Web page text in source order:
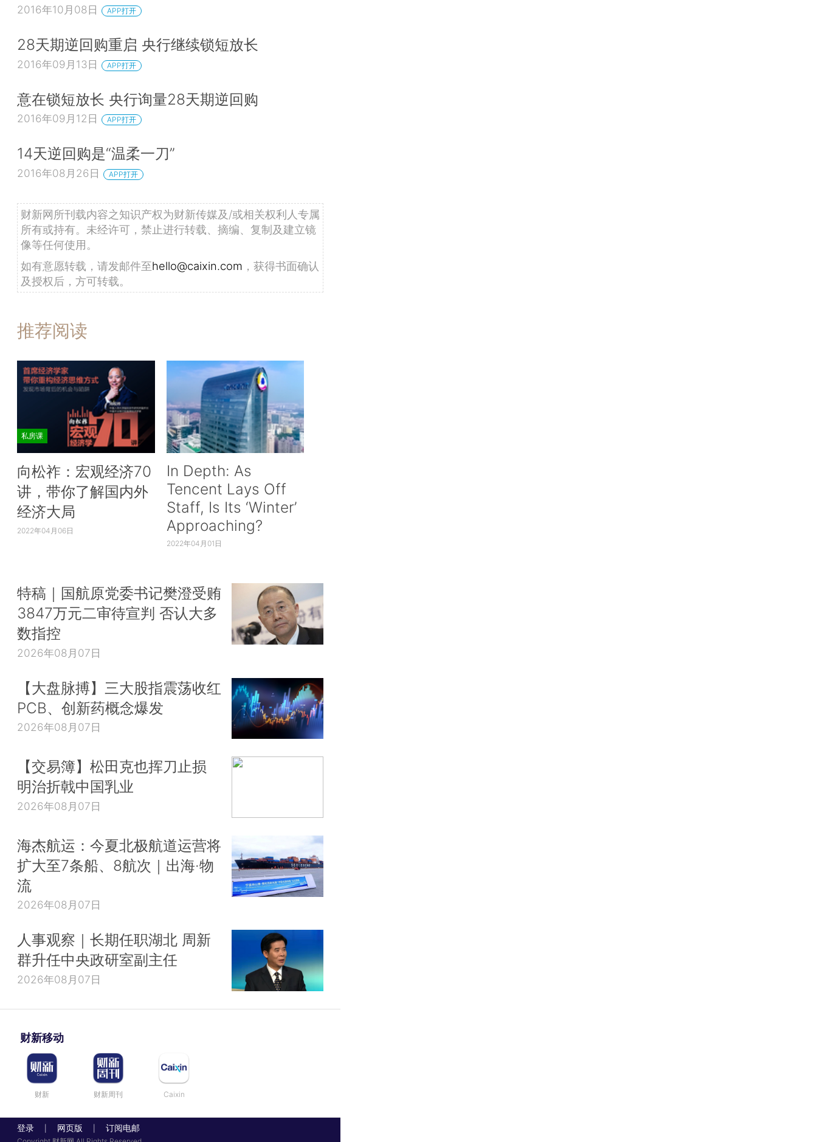
2016年10月08日 APP打开
28天期逆回购重启 央行继续锁短放长
2016年09月13日 APP打开
意在锁短放长 央行询量28天期逆回购
2016年09月12日 APP打开
14天逆回购是“温柔一刀”
2016年08月26日 APP打开
财新网所刊载内容之知识产权为财新传媒及/或相关权利人专属
所有或持有。未经许可，禁止进行转载、摘编、复制及建立镜
像等任何使用。
如有意愿转载，请发邮件至hello@caixin.com ，获得书面确认
及授权后，方可转载。
推荐阅读
私房课
向松祚：宏观经济70
讲，带你了解国内外
经济大局
2022年04月06日
In Depth: As
Tencent Lays Off
Staff, Is Its ‘Winter’
Approaching?
2022年04月01日
特稿｜国航原党委书记樊澄受贿
3847万元二审待宣判 否认大多
数指控
2026年08月07日
【大盘脉搏】三大股指震荡收红
PCB、创新药概念爆发
2026年08月07日
【交易簿】松田克也挥刀止损
明治折戟中国乳业
2026年08月07日
海杰航运：今夏北极航道运营将
扩大至7条船、8航次｜出海·物
流
2026年08月07日
人事观察｜长期任职湖北 周新
群升任中央政研室副主任
2026年08月07日
财新移动
财新 财新周刊 Caixin
登录 网页版 订阅电邮